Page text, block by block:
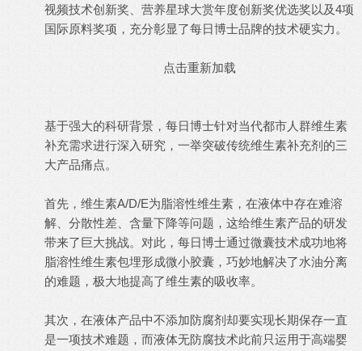
视频技术创新奖、营养星球大赏年度创新奖优选奖以及4项
国际原料奖项，充分彰显了每日博士品牌的技术硬实力。
点击重新加载
基于强大的科研背景，每日博士针对当代都市人群维生素
补充需求进行深入研究，一举突破传统维生素补充剂的三
大产品痛点。
首先，维生素A/D/E为脂溶性维生素，在液体中存在难溶
解、分散性差、含量下降等问题，这给维生素产品的研发
带来了巨大挑战。对此，每日博士通过微囊技术成功地将
脂溶性维生素包埋形成微小胶囊，巧妙地解决了水油分离
的难题，极大地提高了维生素的吸收率。
其次，在液体产品中不添加防腐剂却要实现长期保存一直
是一项技术难题，而液体无防腐技术此前只运用于高端婴